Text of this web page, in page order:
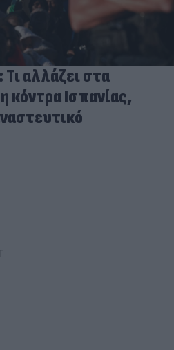
αλλάζει στα
κόντρα Ισπανίας,